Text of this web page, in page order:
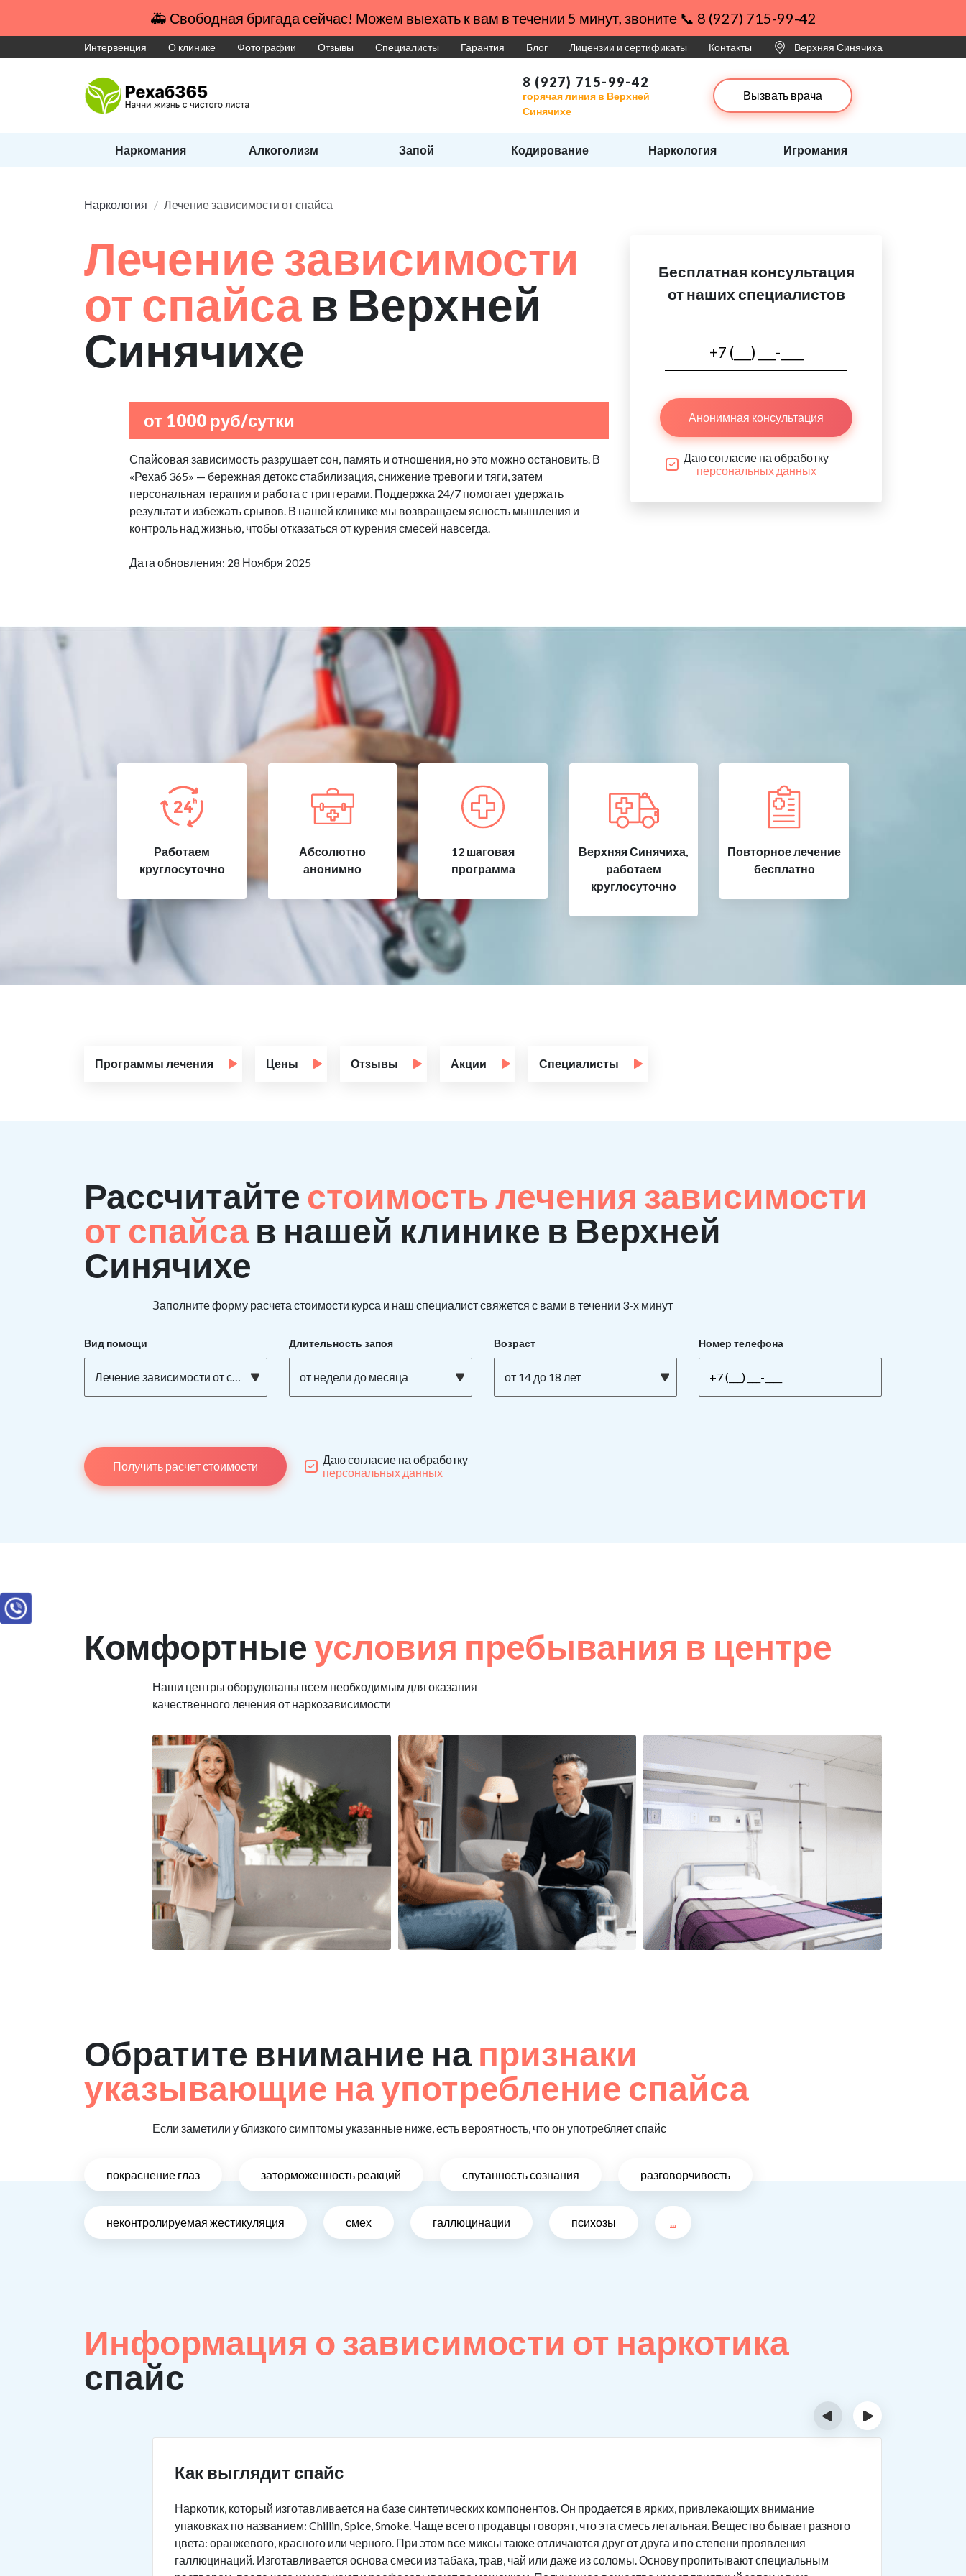
🚑 Свободная бригада сейчас! Можем выехать к вам в течении 5 минут, звоните 📞 8 (927) 715-99-42
Интервенция О клинике Фотографии Отзывы Специалисты Гарантия Блог Лицензии и сертификаты Контакты Верхняя Синячиха
8 (927) 715-99-42
горячая линия в Верхней
Синячихе
Вызвать врача
Наркомания Алкоголизм Запой Кодирование Наркология Игромания
Наркология Лечение зависимости от спайса
Лечение зависимости
от спайса в Верхней
Синячихе
от 1000 руб/сутки
Спайсовая зависимость разрушает сон, память и отношения, но это можно остановить. В
«Рехаб 365» — бережная детокс стабилизация, снижение тревоги и тяги, затем
персональная терапия и работа с триггерами. Поддержка 24/7 помогает удержать
результат и избежать срывов. В нашей клинике мы возвращаем ясность мышления и
контроль над жизнью, чтобы отказаться от курения смесей навсегда.
Дата обновления: 28 Ноября 2025
Бесплатная консультация
от наших специалистов
Анонимная консультация
Даю согласие на обработку
персональных данных
Работаем
круглосуточно
Абсолютно
анонимно
12 шаговая
программа
Верхняя Синячиха,
работаем
круглосуточно
Повторное лечение
бесплатно
Программы лечения Цены Отзывы Акции Специалисты
Рассчитайте стоимость лечения зависимости
от спайса в нашей клинике в Верхней
Синячихе
Заполните форму расчета стоимости курса и наш специалист свяжется с вами в течении 3-х минут
Вид помощи
Лечение зависимости от спайса
Длительность запоя
от недели до месяца
Возраст
от 14 до 18 лет
Номер телефона
Получить расчет стоимости
Даю согласие на обработку
персональных данных
Комфортныеусловия пребывания в центре
Наши центры оборудованы всем необходимым для оказания
качественного лечения от наркозависимости
Обратите внимание на признаки
указывающие на употребление спайса
Если заметили у близкого симптомы указанные ниже, есть вероятность, что он употребляет спайс
покраснение глаз заторможенность реакций спутанность сознания разговорчивость
неконтролируемая жестикуляция смех галлюцинации психозы ...
Информация о зависимости от наркотика
спайс
Как выглядит спайс
Наркотик, который изготавливается на базе синтетических компонентов. Он продается в ярких, привлекающих внимание
упаковках по названием: Chillin, Spice, Smoke. Чаще всего продавцы говорят, что эта смесь легальная. Вещество бывает разного
цвета: оранжевого, красного или черного. При этом все миксы также отличаются друг от друга и по степени проявления
галлюцинаций. Изготавливается основа смеси из табака, трав, чай или даже из соломы. Основу пропитывают специальным
‹ ›